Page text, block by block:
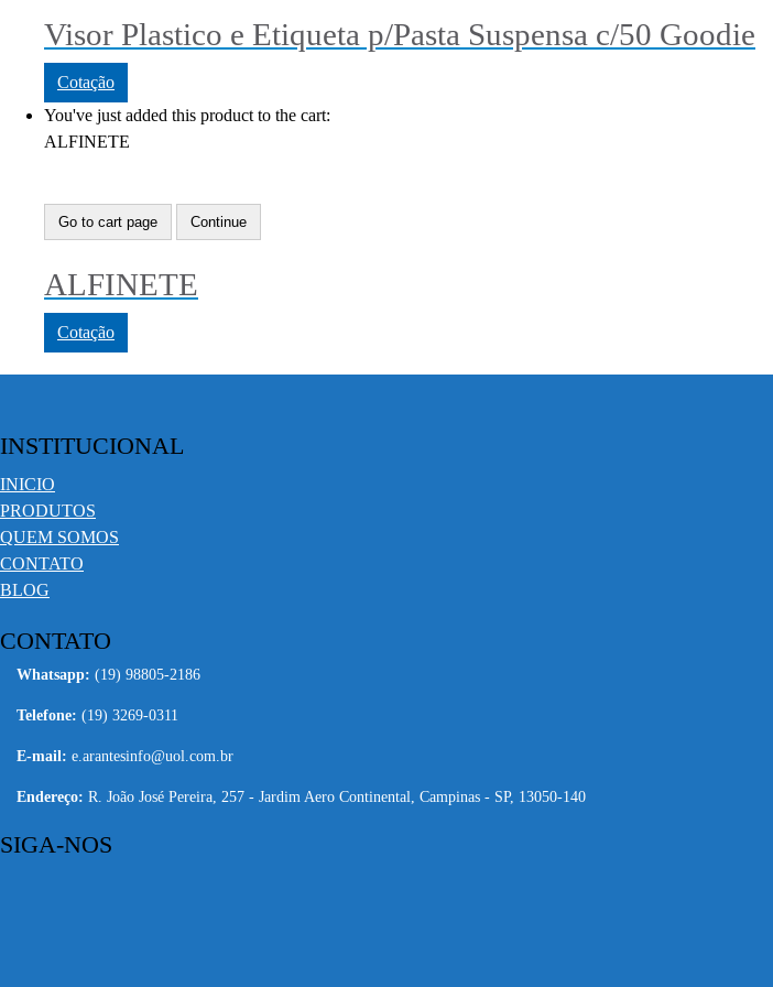
Visor Plastico e Etiqueta p/Pasta Suspensa c/50 Goodie
Cotação
You've just added this product to the cart:
ALFINETE
Go to cart page Continue
ALFINETE
Cotação
INSTITUCIONAL
INICIO
PRODUTOS
QUEM SOMOS
CONTATO
BLOG
CONTATO
Whatsapp: (19) 98805-2186
Telefone: (19) 3269-0311
E-mail: e.arantesinfo@uol.com.br
Endereço: R. João José Pereira, 257 - Jardim Aero Continental, Campinas - SP, 13050-140
SIGA-NOS